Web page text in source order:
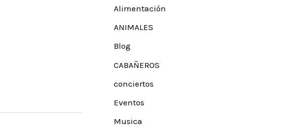
Alimentación
ANIMALES
Blog
CABAÑEROS
conciertos
Eventos
Musica